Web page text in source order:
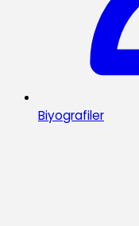
Biyografiler